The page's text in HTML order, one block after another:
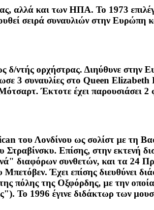
αλλά και των ΗΠΑ. Το 1973
σειρά συναυλιών στην Ευρώπη
δ/ντής ορχήστρας. Διηύθυνε
3 συναυλίες στο Queen Elizabeth
Έκτοτε έχει παρουσιάσει
του Λονδίνου ως σολίστ με τη
Στραβίνσκυ. Επίσης, στην εκτενή
διαφόρων συνθετών, και τα 24
Έχει επίσης διευθύνει
της Οξφόρδης, με την
Το 1996 έγινε διδάκτωρ των